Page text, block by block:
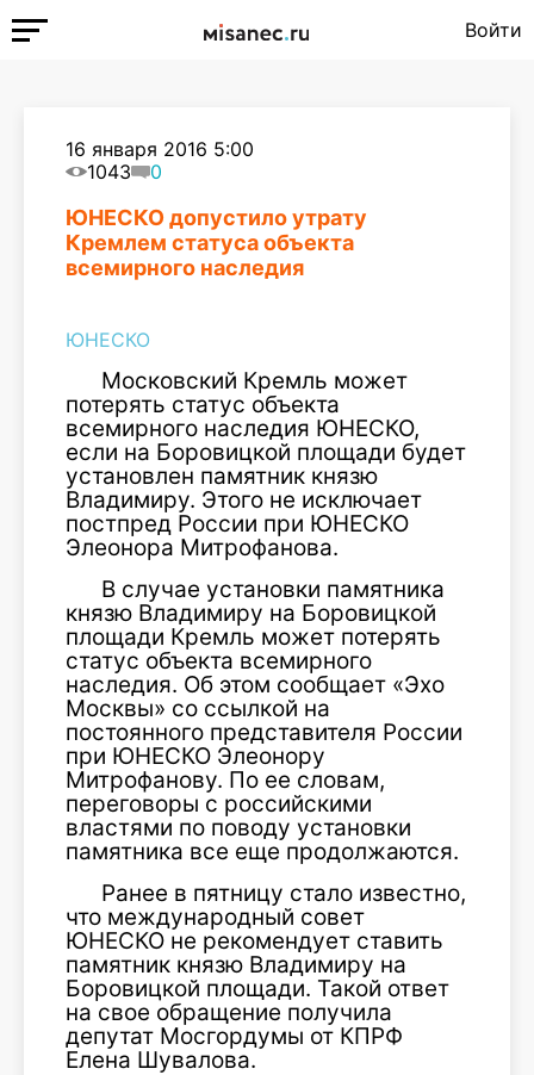
Войти
16 января 2016 5:00
1043
0
ЮНЕСКО допустило утрату
Кремлем статуса объекта
всемирного наследия
ЮНЕСКО
Московский Кремль может
потерять статус объекта
всемирного наследия ЮНЕСКО,
если на Боровицкой площади будет
установлен памятник князю
Владимиру. Этого не исключает
постпред России при ЮНЕСКО
Элеонора Митрофанова.
В случае установки памятника
князю Владимиру на Боровицкой
площади Кремль может потерять
статус объекта всемирного
наследия. Об этом сообщает «Эхо
Москвы» со ссылкой на
постоянного представителя России
при ЮНЕСКО Элеонору
Митрофанову. По ее словам,
переговоры с российскими
властями по поводу установки
памятника все еще продолжаются.
Ранее в пятницу стало известно,
что международный совет
ЮНЕСКО не рекомендует ставить
памятник князю Владимиру на
Боровицкой площади. Такой ответ
на свое обращение получила
депутат Мосгордумы от КПРФ
Елена Шувалова.